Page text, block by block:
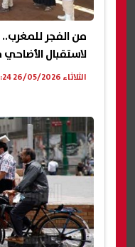
لاستقبال
الثلاثاء 26/05/2026 04:24 م